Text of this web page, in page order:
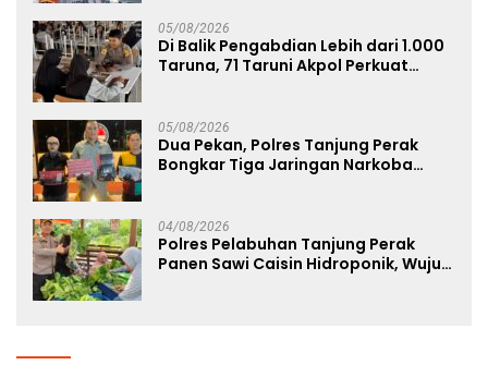
05/08/2026
Di Balik Pengabdian Lebih dari 1.000
Taruna, 71 Taruni Akpol Perkuat
05/08/2026
Dua Pekan, Polres Tanjung Perak
Bongkar Tiga Jaringan Narkoba
04/08/2026
Polres Pelabuhan Tanjung Perak
Panen Sawi Caisin Hidroponik, Wujud